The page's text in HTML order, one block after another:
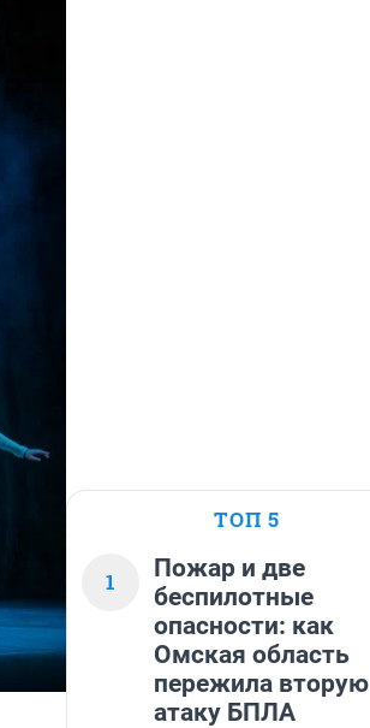
ТОП 5
1
Пожар и две
беспилотные
опасности: как
Омская область
пережила вторую
атаку БПЛА